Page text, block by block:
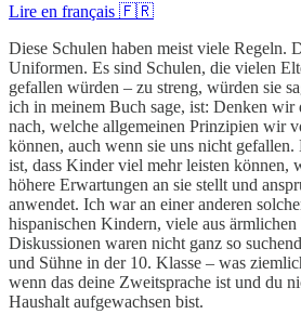
Lire en français 🇫🇷
Diese Schulen haben meist viele Regeln.
Uniformen. Es sind Schulen, die vielen
gefallen würden – zu streng, würden sie
ich in meinem Buch sage, ist: Denken wir
nach, welche allgemeinen Prinzipien wir
können, auch wenn sie uns nicht gefallen.
ist, dass Kinder viel mehr leisten können,
höhere Erwartungen an sie stellt und
anwendet. Ich war an einer anderen
hispanischen Kindern, viele aus
Diskussionen waren nicht ganz so
und Sühne in der 10. Klasse – was
wenn das deine Zweitsprache ist und du
Haushalt aufgewachsen bist.